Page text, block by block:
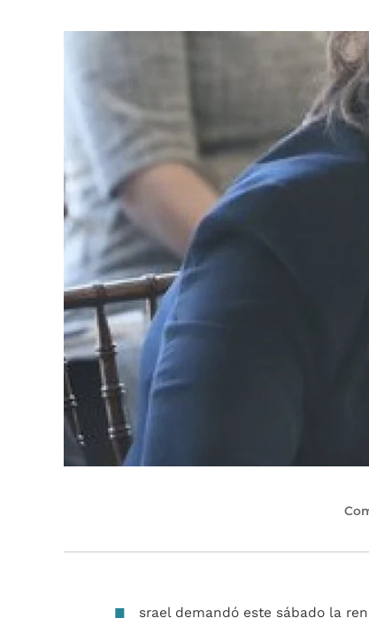
srael demandó este sábado la